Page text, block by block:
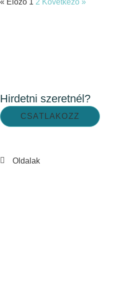
« Előző 1 2 Következő »
Hirdetni szeretnél?
CSATLAKOZZ
Oldalak